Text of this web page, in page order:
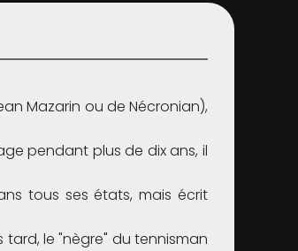
Mazarin ou de Nécronian),
pendant plus de dix ans, il
tous ses états, mais écrit
le "nègre" du tennisman